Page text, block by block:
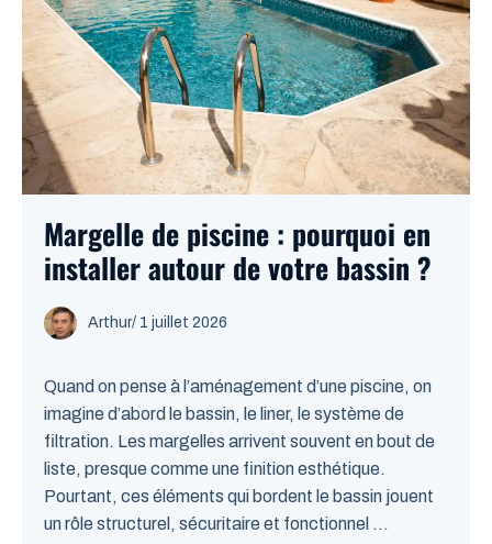
Margelle de piscine : pourquoi en
installer autour de votre bassin ?
Arthur/ 1 juillet 2026
Quand on pense à l’aménagement d’une piscine, on
imagine d’abord le bassin, le liner, le système de
filtration. Les margelles arrivent souvent en bout de
liste, presque comme une finition esthétique.
Pourtant, ces éléments qui bordent le bassin jouent
un rôle structurel, sécuritaire et fonctionnel ...